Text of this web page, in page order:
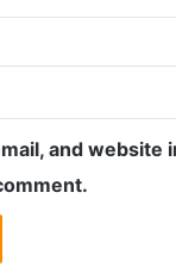
and website